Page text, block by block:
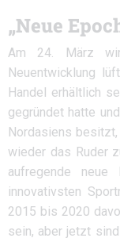
„Neue
Am 24. März
Neuentwicklung
Handel erhältlich
gegründet hatte
Nordasiens
wieder das Ruder
aufregende
innovativsten
2015 bis 2020
sein, aber jetzt